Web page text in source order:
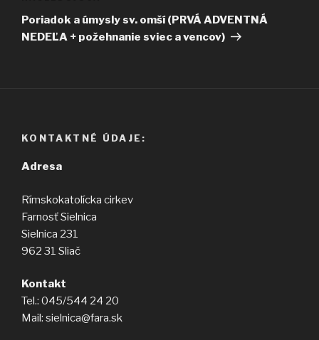
článok
Poriadok a úmysly sv. omší (PRVÁ ADVENTNÁ
NEDEĽA + požehnanie sviec a vencov)
KONTAKTNÉ ÚDAJE:
Adresa
Rímskokatolícka cirkev
Farnosť Sielnica
Sielnica 231
962 31 Sliač
Kontakt
Tel.: 045/544 24 20
Mail: sielnica@fara.sk